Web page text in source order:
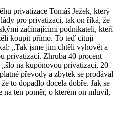
privatizace Tomáš Ježek, který
pro privatizaci, tak on říká, že
začínajícími podnikateli, kteří
koupit přímo. To teď cituji
„Tak jsme jim chtěli vyhovět a
privatizací. Zhruba 40 procent
„šlo na kupónovou privatizaci, 20
převody a zbytek se prodával
to dopadlo docela dobře. Jak se
na ten poměr, o kterém on mluvil,